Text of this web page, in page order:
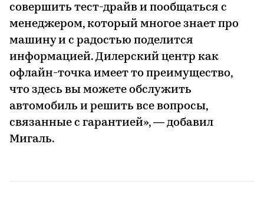
совершить тест-драйв и пообщаться с
менеджером, который многое знает про
машину и с радостью поделится
информацией. Дилерский центр как
офлайн-точка имеет то преимущество,
что здесь вы можете обслужить
автомобиль и решить все вопросы,
связанные с гарантией», — добавил
Мигаль.